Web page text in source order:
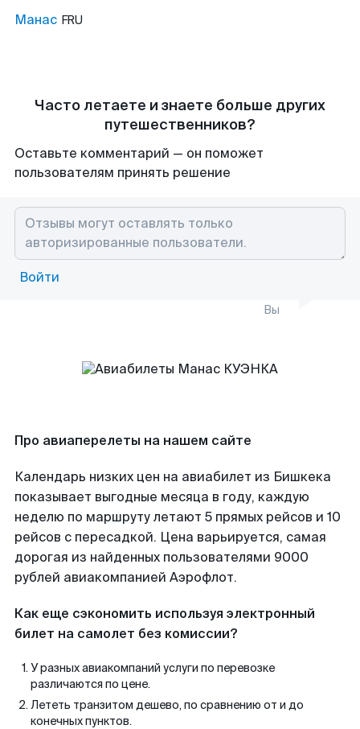
Манас FRU
Часто летаете и знаете больше других
путешественников?
Оставьте комментарий — он поможет
пользователям принять решение
Войти
Вы
Про авиаперелеты на нашем сайте
Календарь низких цен на авиабилет из Бишкека
показывает выгодные месяца в году, каждую
неделю по маршруту летают 5 прямых рейсов и 10
рейсов с пересадкой. Цена варьируется, самая
дорогая из найденных пользователями 9000
рублей авиакомпанией Аэрофлот.
Как еще сэкономить используя электронный
билет на самолет без комиссии?
У разных авиакомпаний услуги по перевозке
различаются по цене.
Лететь транзитом дешево, по сравнению от и до
конечных пунктов.